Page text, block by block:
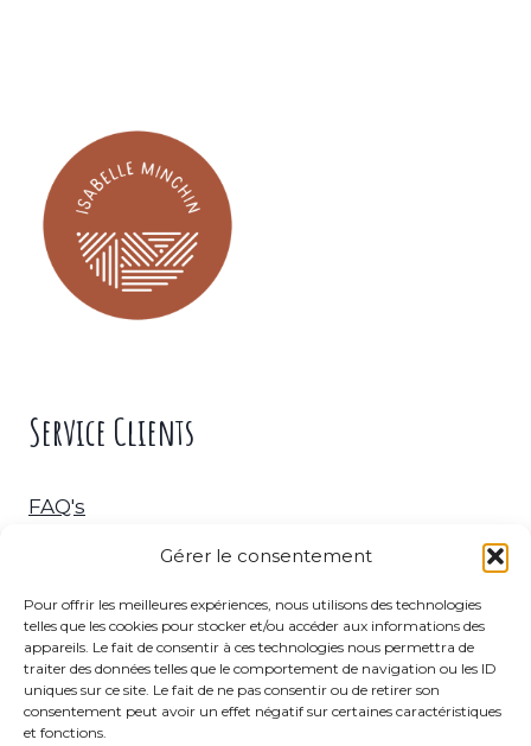
Gérer le consentement
Pour offrir les meilleures expériences, nous utilisons des technologies
telles que les cookies pour stocker et/ou accéder aux informations des
appareils. Le fait de consentir à ces technologies nous permettra de
traiter des données telles que le comportement de navigation ou les ID
uniques sur ce site. Le fait de ne pas consentir ou de retirer son
consentement peut avoir un effet négatif sur certaines caractéristiques
et fonctions.
Service Clients
FAQ's
C.G.V.